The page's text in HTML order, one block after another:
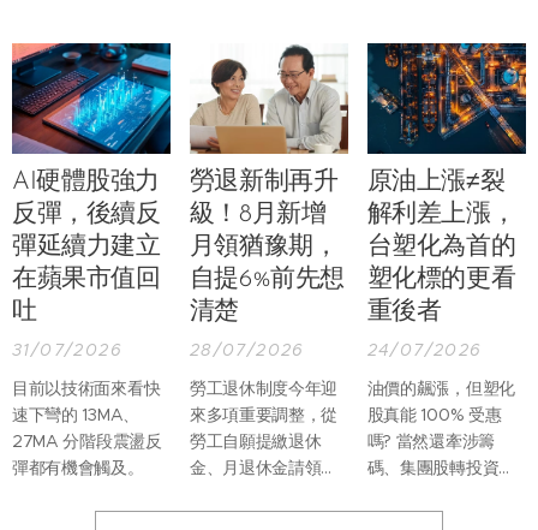
AI硬體股強力
反彈，後續反
彈延續力建立
在蘋果市值回
吐
31/07/2026
目前以技術面來看快
速下彎的 13MA、
27MA 分階段震盪反
彈都有機會觸及。
勞退新制再升
級！8月新增
月領猶豫期，
自提6%前先想
清楚
28/07/2026
勞工退休制度今年迎
來多項重要調整，從
勞工自願提繳退休
金、月退休金請領程
原油上漲≠裂
解利差上漲，
台塑化為首的
塑化標的更看
重後者
24/07/2026
油價的飆漲，但塑化
股真能 100% 受惠
嗎? 當然還牽涉籌
碼、集團股轉投資等